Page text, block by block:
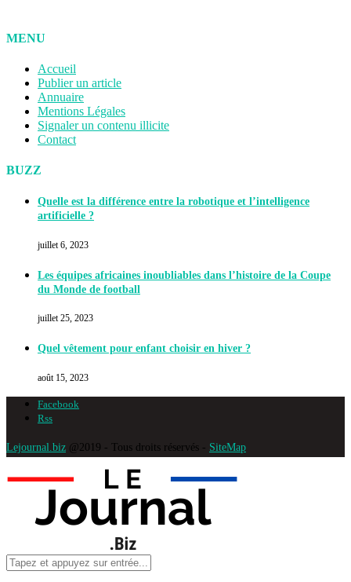
MENU
Accueil
Publier un article
Annuaire
Mentions Légales
Signaler un contenu illicite
Contact
BUZZ
Quelle est la différence entre la robotique et l’intelligence
artificielle ?
juillet 6, 2023
Les équipes africaines inoubliables dans l’histoire de la Coupe
du Monde de football
juillet 25, 2023
Quel vêtement pour enfant choisir en hiver ?
août 15, 2023
Facebook
Rss
Lejournal.biz @2019 - Tous droits réservés - SiteMap